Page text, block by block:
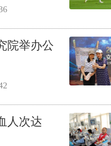
院举办公
人次达